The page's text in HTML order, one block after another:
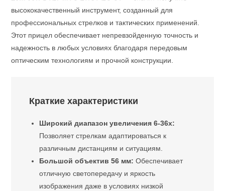
высококачественный инструмент, созданный для
профессиональных стрелков и тактических применений.
Этот прицел обеспечивает непревзойденную точность и
надежность в любых условиях благодаря передовым
оптическим технологиям и прочной конструкции.
Краткие характеристики
Широкий диапазон увеличения 6-36x:
Позволяет стрелкам адаптироваться к
различным дистанциям и ситуациям.
Большой объектив 56 мм: Обеспечивает
отличную светопередачу и яркость
изображения даже в условиях низкой